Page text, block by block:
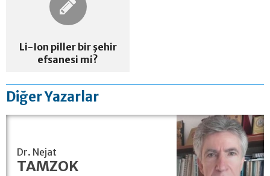
Li-Ion piller bir şehir
efsanesi mi?
Diğer Yazarlar
Dr. Nejat
TAMZOK